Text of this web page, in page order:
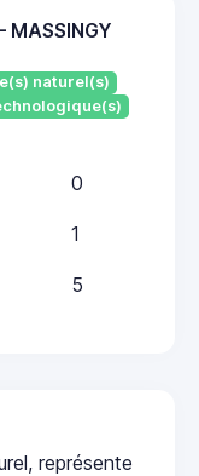
naturel(s)
0
1
5
représente